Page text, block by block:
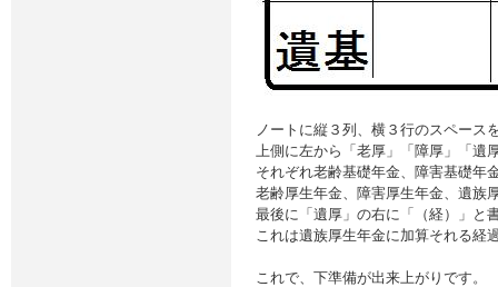
ノートに縦３列、横３行のスペース
上側に左から「老厚」「障厚」「遺
それぞれ老齢基礎年金、障害基礎年
老齢厚生年金、障害厚生年金、遺族
最後に「遺厚」の右に「（経）」と
これは遺族厚生年金に加算それる経
これで、下準備が出来上がりです。